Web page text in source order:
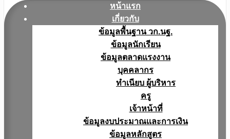
หน้าแรก
เกี่ยวกับ
ข้อมูลพื้นฐาน วก.นฐ.
ข้อมูลนักเรียน
ข้อมูลตลาดแรงงาน
บุคคลากร
ทำเนียบ ผู้บริหาร
ครู
เจ้าหน้าที่
ข้อมูลงบประมาณเเละการเงิน
ข้อมูลหลักสูตร